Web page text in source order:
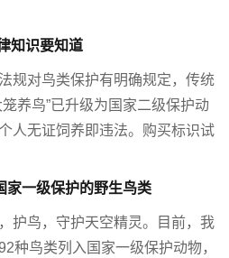
知识要知道
规对鸟类保护有明确规定，传统
笼养鸟”已升级为国家二级保护动
人无证饲养即违法。购买标识试
。​​禁止使用粘网、毒饵等非法猎
鸟应保持距离，拒绝诱拍。发现
家一级保护的野生鸟类
护鸟，守护天空精灵。目前，我
种鸟类列入国家一级保护动物，